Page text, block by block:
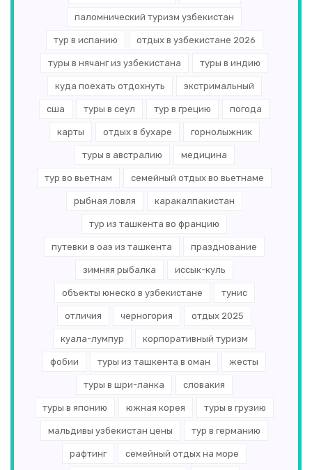
паломнический туризм узбекистан
тур в испанию отдых в узбекистане 2026
туры в нячанг из узбекистана туры в индию
куда поехать отдохнуть экстримальный
сша туры в сеул тур в грецию погода
карты отдых в бухаре горнолыжник
туры в австралию медицина
тур во вьетнам семейный отдых во вьетнаме
рыбная ловля каракалпакистан
тур из ташкента во францию
путевки в оаэ из ташкента празднование
зимняя рыбалка иссык-куль
объекты юнеско в узбекистане тунис
отличия черногория отдых 2025
куала-лумпур корпоративный туризм
фобии туры из ташкента в оман жесты
туры в шри-ланка словакия
туры в японию южная корея туры в грузию
мальдивы узбекистан цены тур в германию
рафтинг семейный отдых на море